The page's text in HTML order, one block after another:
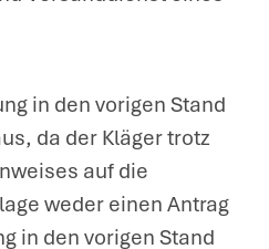
in den vorigen Stand
da der Kläger trotz
auf die
weder einen Antrag
in den vorigen Stand